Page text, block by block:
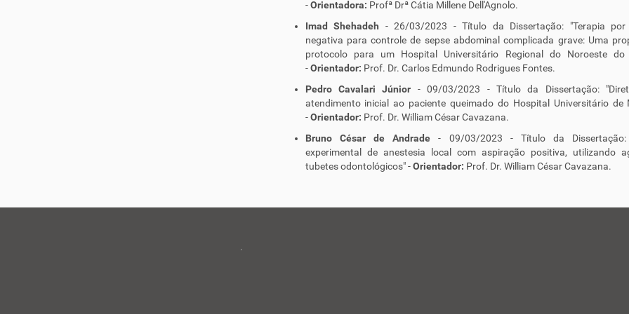
- Orientadora: Profª Drª Cátia Millene Dell'Agnolo.
Imad Shehadeh
- 26/03/2023 - Título da Dissertação: "Terapia por
negativa para controle de sepse abdominal complicada grave: Uma
protocolo para um Hospital Universitário Regional do Noroeste do
- Orientador: Prof. Dr. Carlos Edmundo Rodrigues Fontes.
Pedro Cavalari Júnior
- 09/03/2023 - Título da Dissertação:
atendimento inicial ao paciente queimado do Hospital Universitário de
- Orientador: Prof. Dr. William César Cavazana.
Bruno César de Andrade
- 09/03/2023 - Título da Dissertação:
experimental de anestesia local com aspiração positiva, utilizando
tubetes odontológicos" - Orientador: Prof. Dr. William César Cavazana.